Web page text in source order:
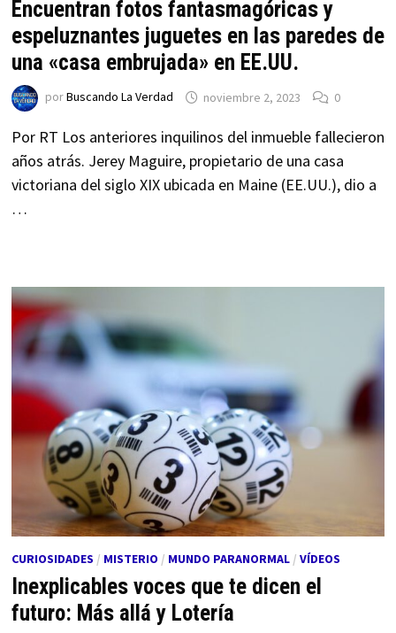
Encuentran fotos fantasmagóricas y
espeluznantes juguetes en las paredes de
una «casa embrujada» en EE.UU.
porBuscando La Verdad noviembre 2, 2023 0
Por RT Los anteriores inquilinos del inmueble fallecieron
años atrás. Jeffrey Maguire, propietario de una casa
victoriana del siglo XIX ubicada en Maine (EE.UU.), dio a
…
CURIOSIDADES / MISTERIO / MUNDO PARANORMAL/ VÍDEOS
Inexplicables voces que te dicen el
futuro: Más allá y Lotería